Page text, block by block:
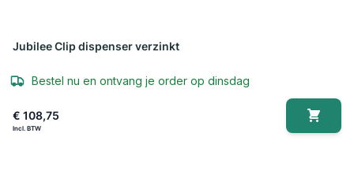
Jubilee Clip dispenser verzinkt
Bestel nu en ontvang je order op dinsdag
€ 108,75